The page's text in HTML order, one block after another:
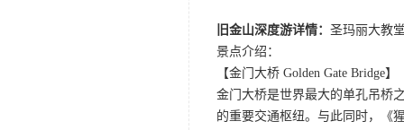
旧金山深度游详情： 圣玛丽大教
景点介绍：
【金门大桥 Golden Gate Bridge】
金门大桥是世界最大的单孔吊桥
的重要交通枢纽。与此同时，《